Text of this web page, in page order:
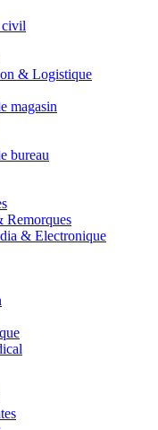
civil
& Logistique
magasin
bureau
Remorques
& Electronique